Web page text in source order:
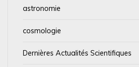
astronomie
cosmologie
Dernières Actualités Scientifiques